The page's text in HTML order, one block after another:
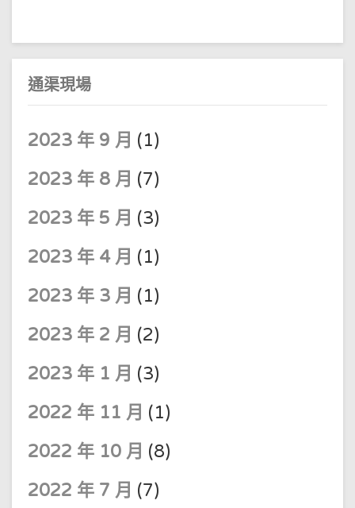
通渠現場
2023 年 9 月 (1)
2023 年 8 月 (7)
2023 年 5 月 (3)
2023 年 4 月 (1)
2023 年 3 月 (1)
2023 年 2 月 (2)
2023 年 1 月 (3)
2022 年 11 月 (1)
2022 年 10 月 (8)
2022 年 7 月 (7)